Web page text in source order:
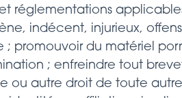
réglementations
indécent, injurieux,
; promouvoir du matériel
; enfreindre tout
ou autre droit de toute